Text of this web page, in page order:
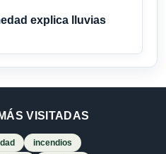
explica lluvias
VISITADAS
incendios